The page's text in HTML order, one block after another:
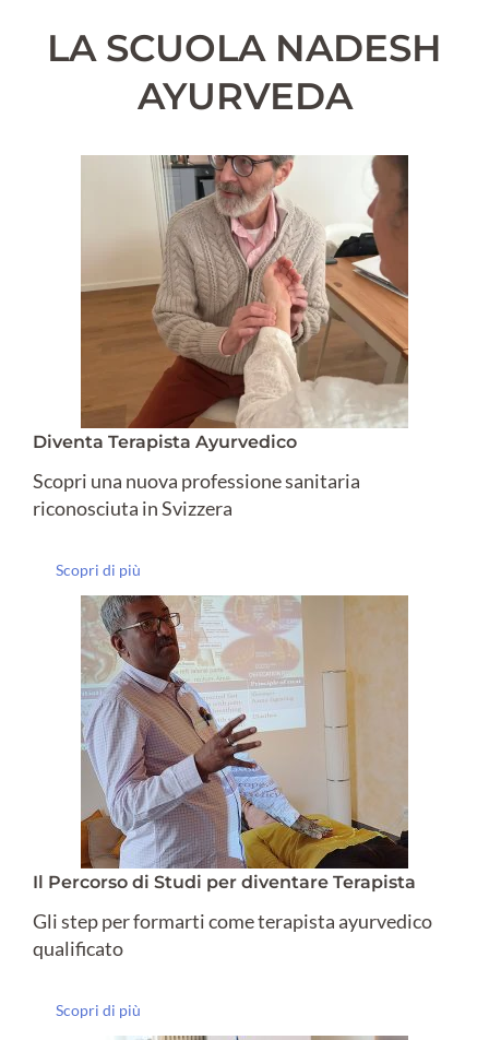
LA SCUOLA NADESH
AYURVEDA
Diventa Terapista Ayurvedico
Scopri una nuova professione sanitaria
riconosciuta in Svizzera
Scopri di più
Il Percorso di Studi per diventare Terapista
Gli step per formarti come terapista ayurvedico
qualificato
Scopri di più